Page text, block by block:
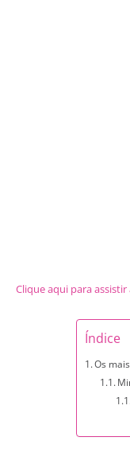
Clique aqui para assistir
Índice
Os